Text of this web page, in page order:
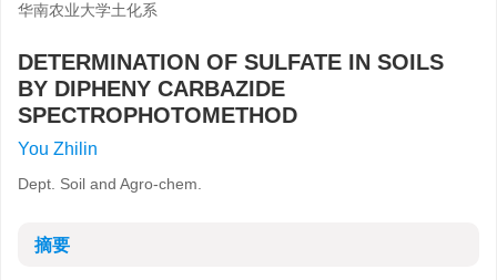
华南农业大学土化系
DETERMINATION OF SULFATE IN SOILS
BY DIPHENY CARBAZIDE
SPECTROPHOTOMETHOD
You Zhilin
Dept. Soil and Agro-chem.
摘要